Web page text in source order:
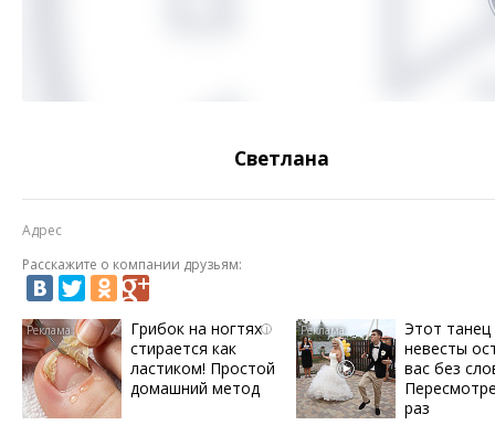
Светлана
Адрес
Расскажите о компании друзьям:
i
Грибок на ногтях
стирается как
ластиком! Простой
домашний метод
Этот танец
невесты
вас без
раз